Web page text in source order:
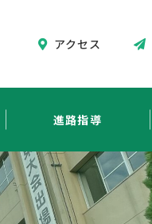
進路指導
アクセス